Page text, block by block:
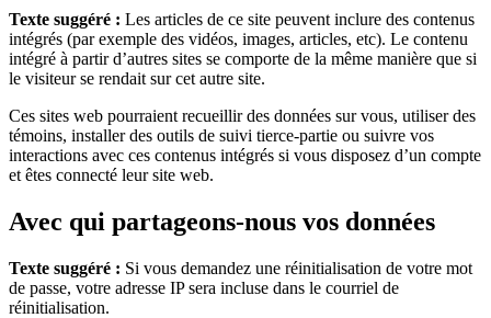
Texte suggéré : Les articles de ce site peuvent inclure des contenus
intégrés (par exemple des vidéos, images, articles, etc). Le contenu
intégré à partir d’autres sites se comporte de la même manière que si
le visiteur se rendait sur cet autre site.
Ces sites web pourraient recueillir des données sur vous, utiliser des
témoins, installer des outils de suivi tierce-partie ou suivre vos
interactions avec ces contenus intégrés si vous disposez d’un compte
et êtes connecté leur site web.
Avec qui partageons-nous vos données
Texte suggéré : Si vous demandez une réinitialisation de votre mot
de passe, votre adresse IP sera incluse dans le courriel de
réinitialisation.